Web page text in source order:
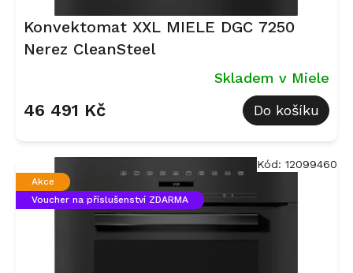
Konvektomat XXL MIELE DGC 7250
Nerez CleanSteel
Skladem v Miele
46 491 Kč Do košíku
Akce
Voucher na příslušenství ZDARMA
Kód: 12099460